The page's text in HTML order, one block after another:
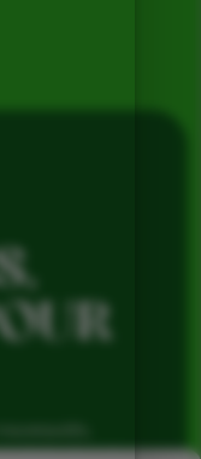
de saison,